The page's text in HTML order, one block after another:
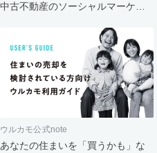
中古不動産のソーシャルマーケッ
ウルカモ公式note
あなたの住まいを「買うかも」な